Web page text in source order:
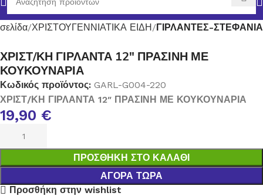
ΧΡΙΣΤΟΥΓΕΝΝΙΑΤΙΚΑ ΕΙΔΗ ΓΙΡΛΑΝΤΕΣ-ΣΤΕΦΑΝΙΑ
ΧΡΙΣΤ/ΚΗ ΓΙΡΛΑΝΤΑ 12″ ΠΡΑΣΙΝΗ ΜΕ
ΚΟΥΚΟΥΝΑΡΙΑ
Κωδικός προϊόντος: GARL-G004-220
ΧΡΙΣΤ/ΚΗ ΓΙΡΛΑΝΤΑ 12″ ΠΡΑΣΙΝΗ ΜΕ ΚΟΥΚΟΥΝΑΡΙΑ
19,90 €
ΠΡΟΣΘΉΚΗ ΣΤΟ ΚΑΛΆΘΙ
ΑΓΟΡΆ ΤΏΡΑ
Προσθήκη στην wishlist